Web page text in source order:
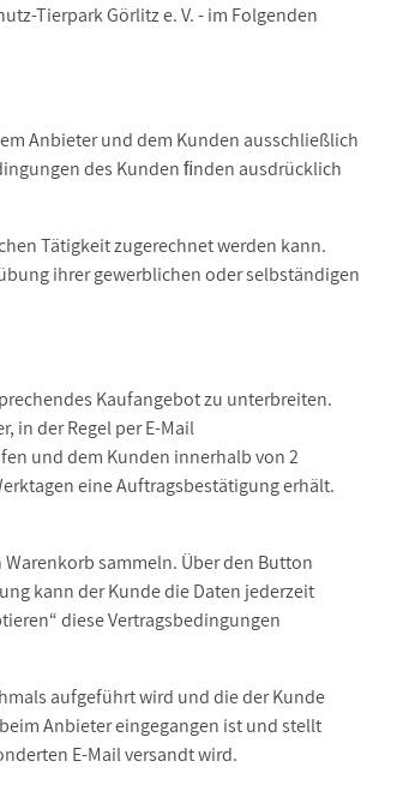
Tierpark Görlitz e. V. - im Folgenden
Anbieter und dem Kunden ausschließlich
des Kunden ﬁnden ausdrücklich
Tätigkeit zugerechnet werden kann.
ihrer gewerblichen oder selbständigen
Kaufangebot zu unterbreiten.
in der Regel per E-Mail
und dem Kunden innerhalb von 2
eine Auftragsbestätigung erhält.
sammeln. Über den Button
kann der Kunde die Daten jederzeit
diese Vertragsbedingungen
aufgeführt wird und die der Kunde
Anbieter eingegangen ist und stellt
E-Mail versandt wird.